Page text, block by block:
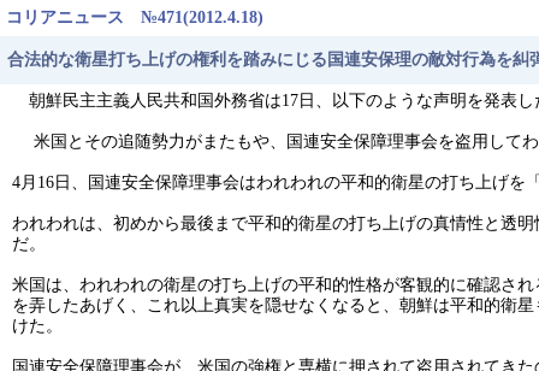
コリアニュース №471(2012.4.18)
合法的な衛星打ち上げの権利を踏みにじる国連安保理の敵対行為を
朝鮮民主主義人民共和国外務省は17日、以下のような声明を発表し
米国とその追随勢力がまたもや、国連安全保障理事会を盗用し
4月16日、国連安全保障理事会はわれわれの平和的衛星の打ち上げ
われわれは、初めから最後まで平和的衛星の打ち上げの真情性と透
だ。
米国は、われわれの衛星の打ち上げの平和的性格が客観的に確認さ
を弄したあげく、これ以上真実を隠せなくなると、朝鮮は平和的衛
けた。
国連安全保障理事会が、米国の強権と専横に押されて盗用されてき